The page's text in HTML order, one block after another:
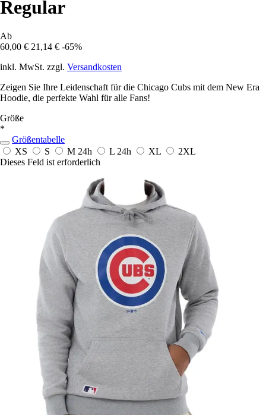
Regular
Ab
60,00 € 21,14 € -65%
inkl. MwSt. zzgl. Versandkosten
Zeigen Sie Ihre Leidenschaft für die Chicago Cubs mit dem New Era
Hoodie, die perfekte Wahl für alle Fans!
Größe
*
Größentabelle
XS
S M 24h L 24h XL
2XL
Dieses Feld ist erforderlich